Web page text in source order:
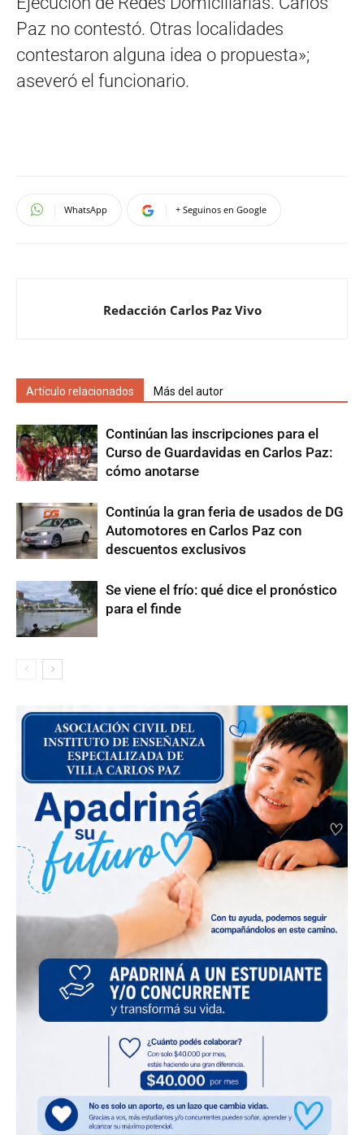
Paz no contestó. Otras localidades
contestaron alguna idea o propuesta»;
aseveró el funcionario.
WhatsApp + Seguinos en Google
Redacción Carlos Paz Vivo
Artículo relacionados Más del autor
Continúan las inscripciones para el
Curso de Guardavidas en Carlos Paz:
cómo anotarse
Continúa la gran feria de usados de DG
Automotores en Carlos Paz con
descuentos exclusivos
Se viene el frío: qué dice el pronóstico
para el finde